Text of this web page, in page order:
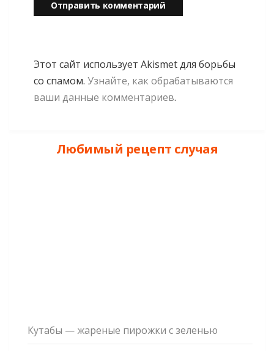
Этот сайт использует Akismet для борьбы
со спамом. Узнайте, как обрабатываются
ваши данные комментариев.
Любимый рецепт случая
Кутабы — жареные пирожки с зеленью